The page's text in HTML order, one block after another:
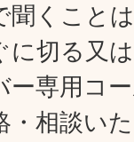
聞くこと
に切る又
ー専用コ
・相談い